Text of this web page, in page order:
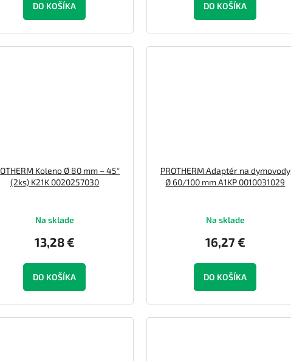
DO KOŠÍKA DO KOŠÍKA
Koleno Ø 80 mm – 45°
(2ks) K21K 0020257030
Na sklade
13,28 €
DO KOŠÍKA
PROTHERM Adaptér na dymovody
Ø 60/100 mm A1KP 0010031029
Na sklade
16,27 €
DO KOŠÍKA